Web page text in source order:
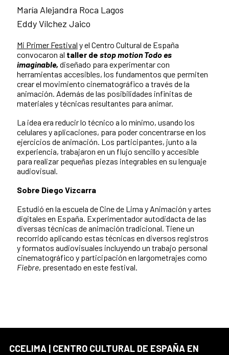
María Alejandra Roca Lagos
Eddy Vílchez Jaico
Mi Primer Festival y el Centro Cultural de España
convocaron al taller de stop motion Todo es
imaginable, diseñado para experimentar con
herramientas accesibles, los fundamentos que permiten
crear el movimiento cinematográfico a través de la
animación. Además de las posibilidades infinitas de
materiales y técnicas resultantes para animar.
La idea era reducir lo técnico a lo mínimo, usando los
celulares y aplicaciones, para poder concentrarse en los
ejercicios de animación. Los participantes, junto a la
experiencia, trabajaron en un flujo sencillo y accesible
para realizar pequeñas piezas integrables en su lenguaje
audiovisual.
Sobre Diego Vizcarra
Estudió en la escuela de Cine de Lima y Animación y artes
digitales en España. Experimentador autodidacta de las
diversas técnicas de animación tradicional. Tiene un
recorrido aplicando estas técnicas en diversos registros
y formatos audiovisuales incluyendo un trabajo personal
cinematográfico y participación en largometrajes como
Fiebre, presentado en este festival.
CCELIMA | CENTRO CULTURAL DE ESPAÑA EN